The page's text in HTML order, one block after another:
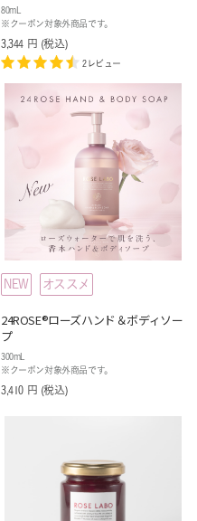
80mL
※クーポン対象外商品です。
3,344 円 (税込)
2レビュー
NEW オススメ
24ROSE®️ローズハンド＆ボディソー
プ
300mL
※クーポン対象外商品です。
3,410 円 (税込)